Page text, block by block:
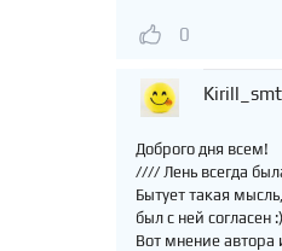
0
Kirill_smt
Доброго дня всем!
//// Лень всегда
Бытует такая
был с ней согласен :)
Вот мнение автора